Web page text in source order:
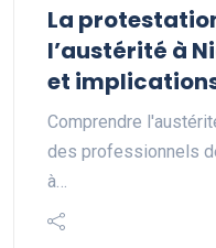
La
l’austérité à
et
Comprendre
des professionnels
à…